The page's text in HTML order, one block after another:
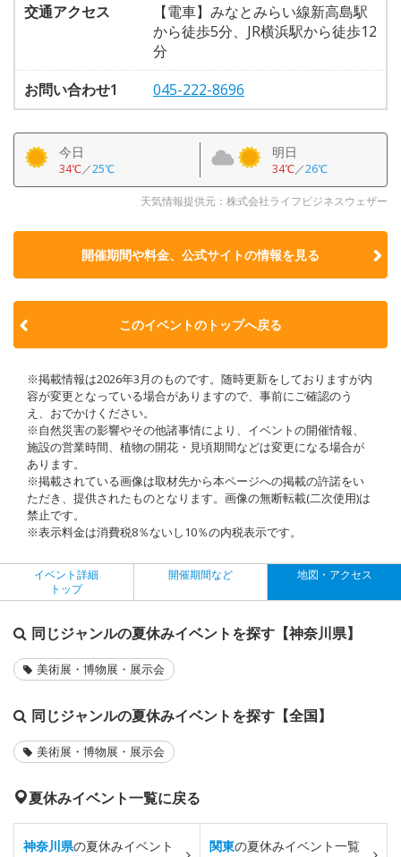
交通アクセス
【電車】みなとみらい線新高島駅
から徒歩5分、JR横浜駅から徒歩12
分
お問い合わせ1
045-222-8696
今日
34℃／25℃
明日
34℃／26℃
天気情報提供元：株式会社ライフビジネスウェザー
開催期間や料金、公式サイトの情報を見る
このイベントのトップへ戻る
※掲載情報は2026年3月のものです。随時更新をしておりますが内
容が変更となっている場合がありますので、事前にご確認のう
え、おでかけください。
※自然災害の影響やその他諸事情により、イベントの開催情報、
施設の営業時間、植物の開花・見頃期間などは変更になる場合が
あります。
※掲載されている画像は取材先から本ページへの掲載の許諾をい
ただき、提供されたものとなります。画像の無断転載(二次使用)は
禁止です。
※表示料金は消費税8％ないし10％の内税表示です。
イベント詳細
トップ
開催期間など 地図・アクセス
同じジャンルの夏休みイベントを探す【神奈川県】
美術展・博物展・展示会
同じジャンルの夏休みイベントを探す【全国】
美術展・博物展・展示会
夏休みイベント一覧に戻る
神奈川県の夏休みイベント
関東の夏休みイベント一覧